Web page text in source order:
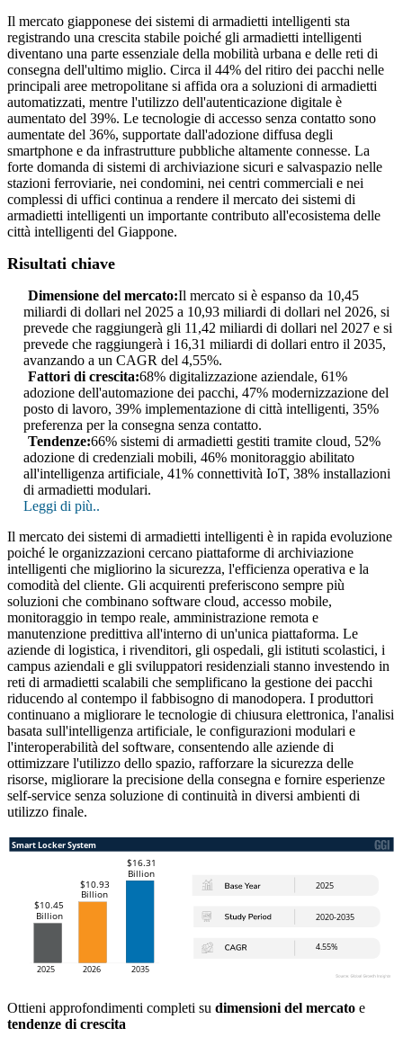
Il mercato giapponese dei sistemi di armadietti intelligenti sta
registrando una crescita stabile poiché gli armadietti intelligenti
diventano una parte essenziale della mobilità urbana e delle reti di
consegna dell'ultimo miglio. Circa il 44% del ritiro dei pacchi nelle
principali aree metropolitane si affida ora a soluzioni di armadietti
automatizzati, mentre l'utilizzo dell'autenticazione digitale è
aumentato del 39%. Le tecnologie di accesso senza contatto sono
aumentate del 36%, supportate dall'adozione diffusa degli
smartphone e da infrastrutture pubbliche altamente connesse. La
forte domanda di sistemi di archiviazione sicuri e salvaspazio nelle
stazioni ferroviarie, nei condomini, nei centri commerciali e nei
complessi di uffici continua a rendere il mercato dei sistemi di
armadietti intelligenti un importante contributo all'ecosistema delle
città intelligenti del Giappone.
Risultati chiave
Dimensione del mercato:Il mercato si è espanso da 10,45
miliardi di dollari nel 2025 a 10,93 miliardi di dollari nel 2026, si
prevede che raggiungerà gli 11,42 miliardi di dollari nel 2027 e si
prevede che raggiungerà i 16,31 miliardi di dollari entro il 2035,
avanzando a un CAGR del 4,55%.
Fattori di crescita:68% digitalizzazione aziendale, 61%
adozione dell'automazione dei pacchi, 47% modernizzazione del
posto di lavoro, 39% implementazione di città intelligenti, 35%
preferenza per la consegna senza contatto.
Tendenze:66% sistemi di armadietti gestiti tramite cloud, 52%
adozione di credenziali mobili, 46% monitoraggio abilitato
all'intelligenza artificiale, 41% connettività IoT, 38% installazioni
di armadietti modulari.
Leggi di più..
Il mercato dei sistemi di armadietti intelligenti è in rapida evoluzione
poiché le organizzazioni cercano piattaforme di archiviazione
intelligenti che migliorino la sicurezza, l'efficienza operativa e la
comodità del cliente. Gli acquirenti preferiscono sempre più
soluzioni che combinano software cloud, accesso mobile,
monitoraggio in tempo reale, amministrazione remota e
manutenzione predittiva all'interno di un'unica piattaforma. Le
aziende di logistica, i rivenditori, gli ospedali, gli istituti scolastici, i
campus aziendali e gli sviluppatori residenziali stanno investendo in
reti di armadietti scalabili che semplificano la gestione dei pacchi
riducendo al contempo il fabbisogno di manodopera. I produttori
continuano a migliorare le tecnologie di chiusura elettronica, l'analisi
basata sull'intelligenza artificiale, le configurazioni modulari e
l'interoperabilità del software, consentendo alle aziende di
ottimizzare l'utilizzo dello spazio, rafforzare la sicurezza delle
risorse, migliorare la precisione della consegna e fornire esperienze
self-service senza soluzione di continuità in diversi ambienti di
utilizzo finale.
Ottieni approfondimenti completi su dimensioni del mercato e
tendenze di crescita